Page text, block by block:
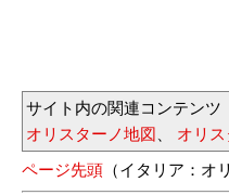
サイト内の関連コンテンツ
オリスターノ地図
オリ
ページ先頭 （イタリア：オ